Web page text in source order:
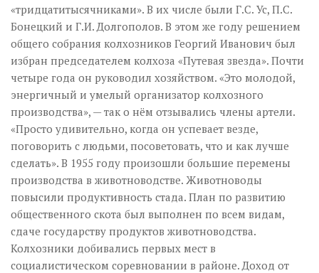
«тридцатитысячниками». В их числе были Г.С. Ус, П.С.
Бонецкий и Г.И. Долгополов. В этом же году решением
общего собрания колхозников Георгий Иванович был
избран председателем колхоза «Путевая звезда». Почти
четыре года он руководил хозяйством. «Это молодой,
энергичный и умелый организатор колхозного
производства», — так о нём отзывались члены артели.
«Просто удивительно, когда он успевает везде,
поговорить с людьми, посоветовать, что и как лучше
сделать». В 1955 году произошли большие перемены
производства в животноводстве. Животноводы
повысили продуктивность стада. План по развитию
общественного скота был выполнен по всем видам,
сдаче государству продуктов животноводства.
Колхозники добивались первых мест в
социалистическом соревновании в районе. Доход от